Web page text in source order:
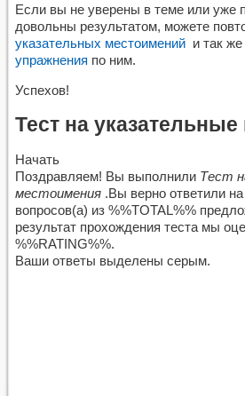
Если вы не уверены в теме или уже
довольны результатом, можете
указательных местоимений и так
упражнения по ним.
Успехов!
Тест на
Начать
Поздравляем! Вы выполнили Тест
местоимения .Вы верно ответили
вопросов(а) из %%TOTAL%%
результат прохождения теста мы
%%RATING%%.
Ваши ответы выделены серым.